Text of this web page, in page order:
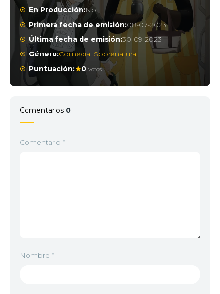
En Producción:No
Primera fecha de emisión:08-07-2023
Última fecha de emisión:30-09-2023
Género:Comedia, Sobrenatural
Puntuación:
0 votos
Comentarios 0
Comentario *
Nombre *